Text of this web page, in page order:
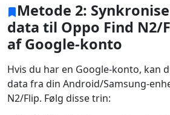
Metode 2:
data til Oppo Find
af Google-konto
Hvis du har en Google-konto, kan
data fra din Android/Samsung-
N2/Flip. Følg disse trin: